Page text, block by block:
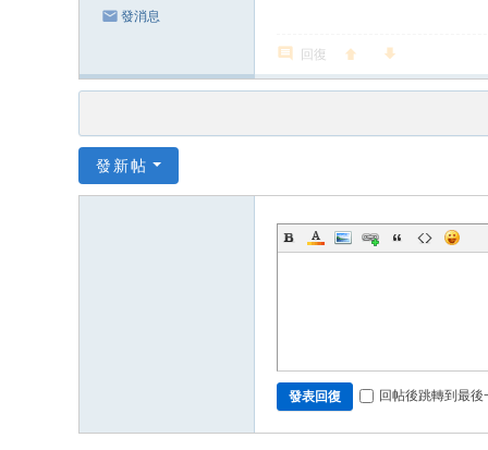
發消息
回復
發新帖
發表回復 回帖後跳轉到最後